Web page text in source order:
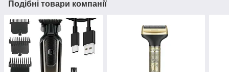
Подібні товари компанії